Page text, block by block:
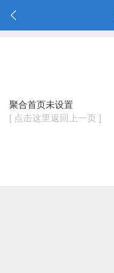
聚合首页未设置
[ 点击这里返回上一页 ]